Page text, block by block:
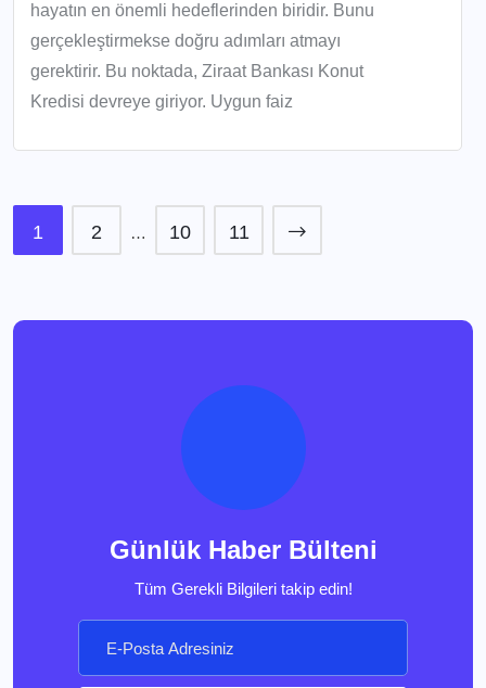
hayatın en önemli hedeflerinden biridir. Bunu
gerçekleştirmekse doğru adımları atmayı
gerektirir. Bu noktada, Ziraat Bankası Konut
Kredisi devreye giriyor. Uygun faiz
1 2 … 10 11
Günlük Haber Bülteni
Tüm Gerekli Bilgileri takip edin!